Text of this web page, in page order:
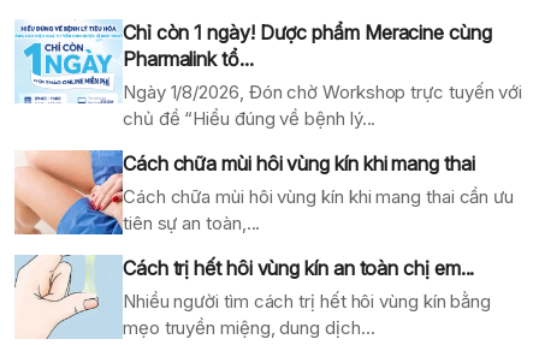
Chỉ còn 1 ngày! Dược phẩm Meracine cùng
Pharmalink tổ...
Ngày 1/8/2026, Đón chờ Workshop trực tuyến với
chủ đề “Hiểu đúng về bệnh lý...
Cách chữa mùi hôi vùng kín khi mang thai
Cách chữa mùi hôi vùng kín khi mang thai cần ưu
tiên sự an toàn,...
Cách trị hết hôi vùng kín an toàn chị em...
Nhiều người tìm cách trị hết hôi vùng kín bằng
mẹo truyền miệng, dung dịch...